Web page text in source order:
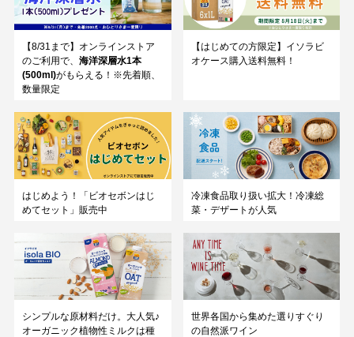
【8/31まで】オンラインストア
のご利用で、 海洋深層水1本
(500ml)がもらえる！※先着順、
数量限定
【はじめての方限定】イソラビ
オケース購入送料無料！
はじめよう！「ビオセボンはじ
めてセット」販売中
冷凍食品取り扱い拡大！冷凍総
菜・デザートが人気
シンプルな原材料だけ。大人気♪
オーガニック植物性ミルクは種
世界各国から集めた選りすぐり
の自然派ワイン